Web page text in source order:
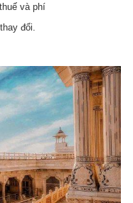
và phí
đổi.